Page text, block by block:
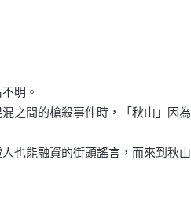
明。
之間的槍殺事件時，「秋山」因
也能融資的街頭謠言，而來到秋